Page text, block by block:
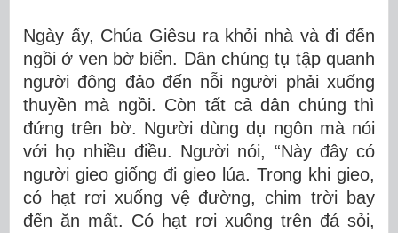
Ngày ấy, Chúa Giêsu ra khỏi nhà và đi đến
ngồi ở ven bờ biển. Dân chúng tụ tập quanh
người đông đảo đến nỗi người phải xuống
thuyền mà ngồi. Còn tất cả dân chúng thì
đứng trên bờ. Người dùng dụ ngôn mà nói
với họ nhiều điều. Người nói, “Này đây có
người gieo giống đi gieo lúa. Trong khi gieo,
có hạt rơi xuống vệ đường, chim trời bay
đến ăn mất. Có hạt rơi xuống trên đá sỏi,